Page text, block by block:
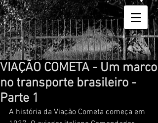
VIAÇÃO COMETA - Um marco
no transporte brasileiro -
Parte 1
A história da Viação Cometa começa em